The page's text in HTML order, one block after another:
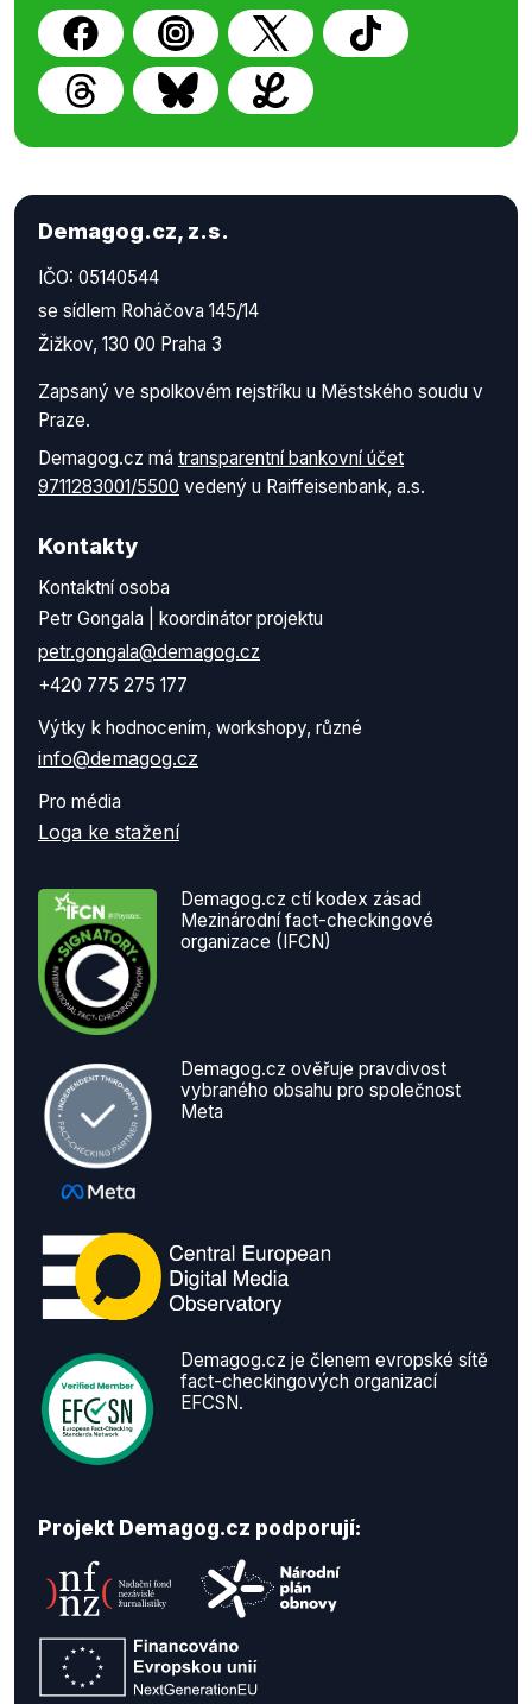
Demagog.cz, z.s.
IČO: 05140544
se sídlem Roháčova 145/14
Žižkov, 130 00 Praha 3
Zapsaný ve spolkovém rejstříku u Městského soudu v
Praze.
Demagog.cz má transparentní bankovní účet
9711283001/5500 vedený u Raiffeisenbank, a.s.
Kontakty
Kontaktní osoba
Petr Gongala | koordinátor projektu
petr.gongala@demagog.cz
+420 775 275 177
Výtky k hodnocením, workshopy, různé
info@demagog.cz
Pro média
Loga ke stažení
Demagog.cz ctí kodex zásad
Mezinárodní fact-checkingové
organizace (IFCN)
Demagog.cz ověřuje pravdivost
vybraného obsahu pro společnost
Meta
Demagog.cz je členem evropské sítě
fact-checkingových organizací
EFCSN.
Projekt Demagog.cz podporují: